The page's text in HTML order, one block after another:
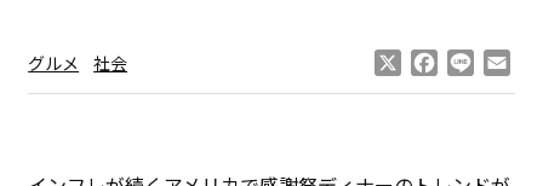
グルメ 社会 Facebook
Line